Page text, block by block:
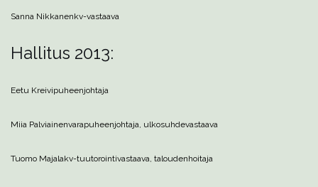
Sanna Nikkanenkv-vastaava
Hallitus 2013:
Eetu Kreivipuheenjohtaja
Miia Palviainenvarapuheenjohtaja, ulkosuhdevastaava
Tuomo Majalakv-tuutorointivastaava, taloudenhoitaja